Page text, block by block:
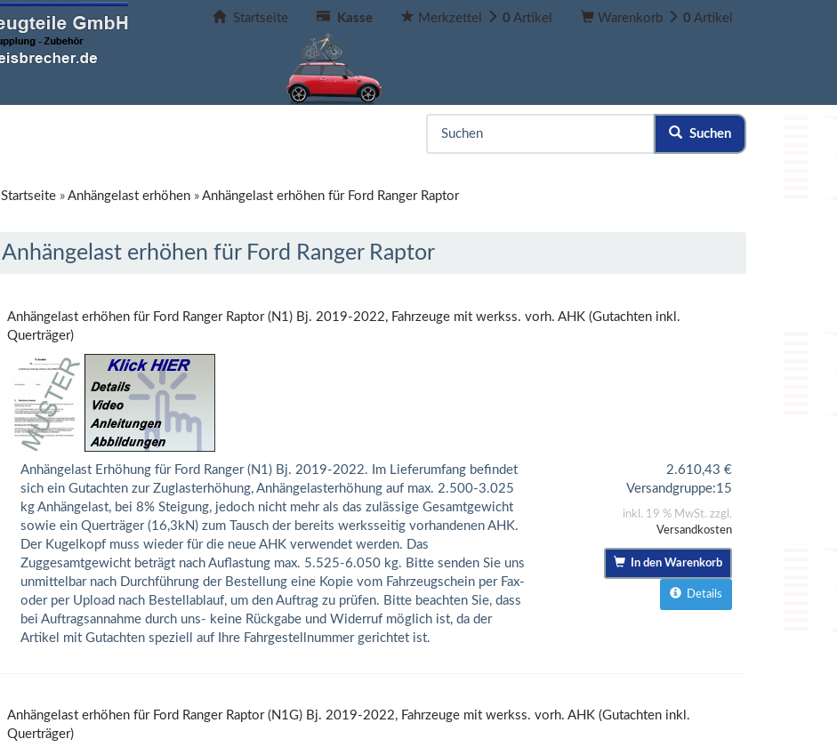
Startseite Kasse Merkzettel 0 Artikel Warenkorb 0 Artikel
Suchen
Startseite» Anhängelast erhöhen» Anhängelast erhöhen für Ford Ranger Raptor
Anhängelast erhöhen für Ford Ranger Raptor
Anhängelast erhöhen für Ford Ranger Raptor (N1) Bj. 2019-2022, Fahrzeuge mit werkss. vorh. AHK (Gutachten inkl.
Querträger)
Anhängelast Erhöhung für Ford Ranger (N1) Bj. 2019-2022. Im Lieferumfang befindet
sich ein Gutachten zur Zuglasterhöhung, Anhängelasterhöhung auf max. 2.500-3.025
kg Anhängelast, bei 8% Steigung, jedoch nicht mehr als das zulässige Gesamtgewicht
sowie ein Querträger (16,3kN) zum Tausch der bereits werksseitig vorhandenen AHK.
Der Kugelkopf muss wieder für die neue AHK verwendet werden. Das
Zuggesamtgewicht beträgt nach Auflastung max. 5.525-6.050 kg. Bitte senden Sie uns
unmittelbar nach Durchführung der Bestellung eine Kopie vom Fahrzeugschein per Fax-
oder per Upload nach Bestellablauf, um den Auftrag zu prüfen. Bitte beachten Sie, dass
bei Auftragsannahme durch uns- keine Rückgabe und Widerruf möglich ist, da der
Artikel mit Gutachten speziell auf Ihre Fahrgestellnummer gerichtet ist.
2.610,43 €
Versandgruppe:15
inkl. 19 % MwSt. zzgl.
Versandkosten
In den Warenkorb
Details
Anhängelast erhöhen für Ford Ranger Raptor (N1G) Bj. 2019-2022, Fahrzeuge mit werkss. vorh. AHK (Gutachten inkl.
Querträger)